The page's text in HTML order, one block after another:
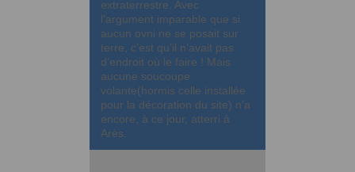
extraterrestre. Avec
l’argument imparable que si
aucun ovni ne se posait sur
terre, c’est qu’il n’avait pas
d’endroit où le faire ! Mais
aucune soucoupe
volante(hormis celle installée
pour la décoration du site) n’a
encore, à ce jour, atterri à
Arès.